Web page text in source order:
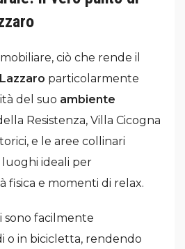
ciò che rende il
particolarmente
del suo ambiente
Resistenza, Villa Cicogna
e le aree collinari
ideali per
fisica e momenti di relax.
facilmente
o in bicicletta, rendendo